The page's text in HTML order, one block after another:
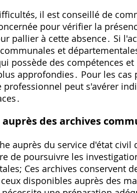
il est conseillé de
pour vérifier la
pallier à cette absence․ Si
et
possède des compétences
approfondies․ Pour les
professionnel peut s'avérer
auprès des archives
auprès du service d'état
de poursuivre les
Ces archives conservent
disponibles auprès des